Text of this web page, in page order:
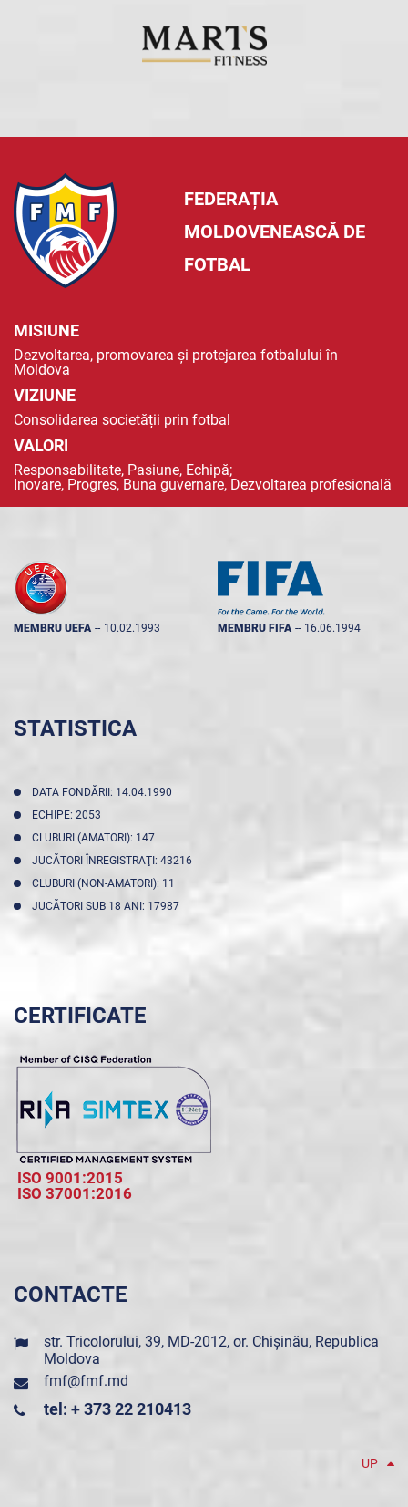
FEDERAȚIA
MOLDOVENEASCĂ DE
FOTBAL
MISIUNE
Dezvoltarea, promovarea și protejarea fotbalului în
Moldova
VIZIUNE
Consolidarea societății prin fotbal
VALORI
Responsabilitate, Pasiune, Echipă;
Inovare, Progres, Buna guvernare, Dezvoltarea profesională
MEMBRU UEFA -- 10.02.1993 MEMBRU FIFA -- 16.06.1994
STATISTICA
DATA FONDĂRII: 14.04.1990
ECHIPE: 2053
CLUBURI (AMATORI): 147
JUCĂTORI ÎNREGISTRAŢI: 43216
CLUBURI (NON-AMATORI): 11
JUCĂTORI SUB 18 ANI: 17987
CERTIFICATE
ISO 9001:2015
ISO 37001:2016
CONTACTE
str. Tricolorului, 39, MD-2012, or. Chișinău, Republica
Moldova
fmf@fmf.md
tel: + 373 22 210413
UP